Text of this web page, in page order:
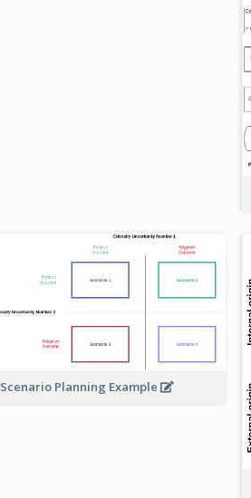
Scenario Planning Example